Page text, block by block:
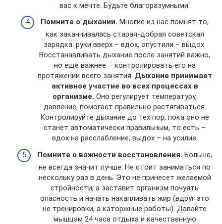
вас к мечте. Будьте благоразумными.
Помните о дыхании. Многие из нас помнят то,
как заканчивалась старая-добрая советская
зарядка: руки вверх – вдох, опустили – выдох.
Восстанавливать дыхание после занятий важно,
но еще важнее – контролировать его на
протяжении всего занятия. Дыхание принимает
активное участие во всех процессах в
организме. Оно регулирует температуру,
давление, помогает правильно растягиваться.
Контролируйте дыхание до тех пор, пока оно не
станет автоматически правильным, то есть –
вдох на расслабление, выдох – на усилие.
Помните о важности восстановления. Больше,
не всегда значит лучше. Не стоит заниматься по
нескольку раз в день. Это не принесет желаемой
стройности, а заставит организм почуять
опасность и начать накапливать жир (вдруг это
не тренировки, а каторжные работы). Давайте
мышцам 24 часа отдыха и качественную